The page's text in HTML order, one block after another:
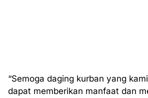
“Semoga daging kurban yang
dapat memberikan manfaat dan